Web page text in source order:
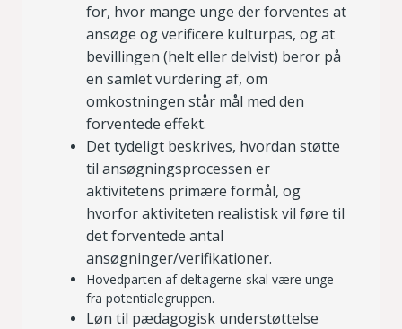
for, hvor mange unge der forventes at
ansøge og verificere kulturpas, og at
bevillingen (helt eller delvist) beror på
en samlet vurdering af, om
omkostningen står mål med den
forventede effekt.
Det tydeligt beskrives, hvordan støtte
til ansøgningsprocessen er
aktivitetens primære formål, og
hvorfor aktiviteten realistisk vil føre til
det forventede antal
ansøgninger/verifikationer.
Hovedparten af deltagerne skal være unge
fra potentialegruppen.
Løn til pædagogisk understøttelse